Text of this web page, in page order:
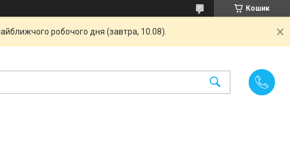
Кошик
робочого дня (завтра, 10.08).